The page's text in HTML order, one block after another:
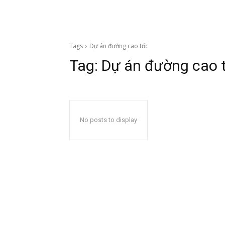
Tags Dự án đường cao tốc
Tag: Dự án đường cao
No posts to display